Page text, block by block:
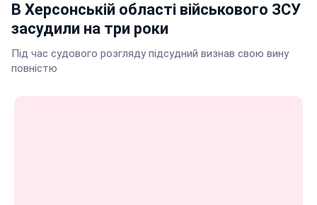
В Херсонській області військового ЗСУ
засудили на три роки
Під час судового розгляду підсудний визнав свою вину
повністю